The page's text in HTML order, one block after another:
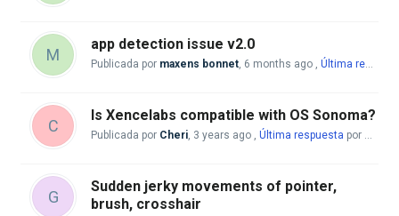
M
app detection issue v2.0
Publicada por maxens bonnet, 6 months ago , Última respuesta
C
Is Xencelabs compatible with OS Sonoma?
Publicada por Cheri, 3 years ago , Última respuesta por Mike McBride
G
Sudden jerky movements of pointer,
brush, crosshair